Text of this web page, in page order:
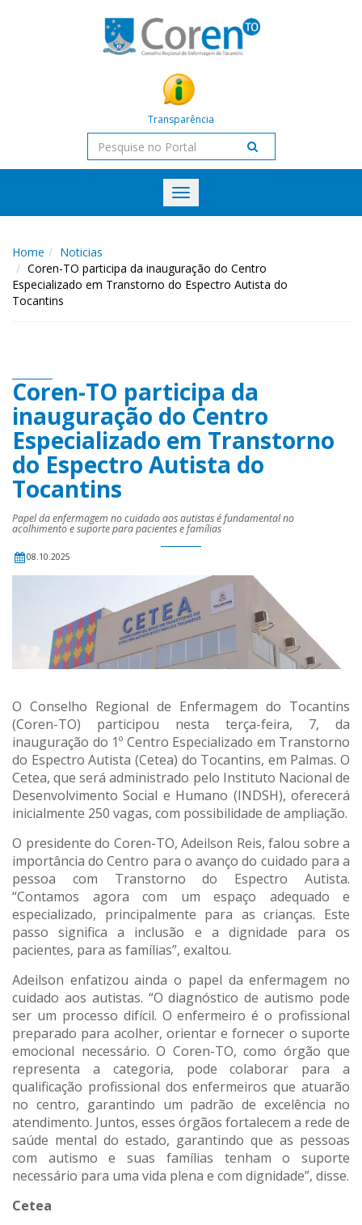
Transparência
Toggle
navigation
Home
Noticias
Coren-TO participa da inauguração do Centro
Especializado em Transtorno do Espectro Autista do
Tocantins
Coren-TO participa da
inauguração do Centro
Especializado em Transtorno
do Espectro Autista do
Tocantins
Papel da enfermagem no cuidado aos autistas é fundamental no
acolhimento e suporte para pacientes e famílias
08.10.2025
O Conselho Regional de Enfermagem do Tocantins
(Coren-TO) participou nesta terça-feira, 7, da
inauguração do 1º Centro Especializado em Transtorno
do Espectro Autista (Cetea) do Tocantins, em Palmas. O
Cetea, que será administrado pelo Instituto Nacional de
Desenvolvimento Social e Humano (INDSH), oferecerá
inicialmente 250 vagas, com possibilidade de ampliação.
O presidente do Coren-TO, Adeilson Reis, falou sobre a
importância do Centro para o avanço do cuidado para a
pessoa com Transtorno do Espectro Autista.
“Contamos agora com um espaço adequado e
especializado, principalmente para as crianças. Este
passo significa a inclusão e a dignidade para os
pacientes, para as famílias”, exaltou.
Adeilson enfatizou ainda o papel da enfermagem no
cuidado aos autistas. “O diagnóstico de autismo pode
ser um processo difícil. O enfermeiro é o profissional
preparado para acolher, orientar e fornecer o suporte
emocional necessário. O Coren-TO, como órgão que
representa a categoria, pode colaborar para a
qualificação profissional dos enfermeiros que atuarão
no centro, garantindo um padrão de excelência no
atendimento. Juntos, esses órgãos fortalecem a rede de
saúde mental do estado, garantindo que as pessoas
com autismo e suas famílias tenham o suporte
necessário para uma vida plena e com dignidade”, disse.
Cetea